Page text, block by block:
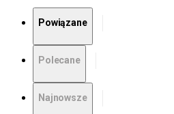
Powiązane
Polecane
Najnowsze